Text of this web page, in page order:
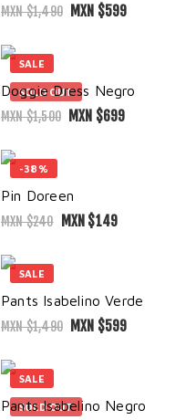
MXN $1,490 MXN $599
SALE
SOLD OUT
Doggie Dress Negro
MXN $1,500 MXN $699
-38%
Pin Doreen
MXN $240 MXN $149
SALE
Pants Isabelino Verde
MXN $1,490 MXN $599
SALE
SOLD OUT
Pants Isabelino Negro